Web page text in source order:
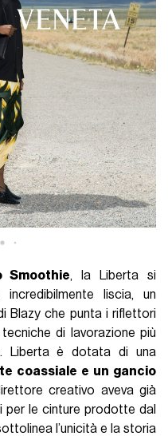
Smoothie, la Liberta si
liscia, un
Blazy che punta i riflettori
di lavorazione più
Liberta è dotata di una
coassiale e un gancio
creativo aveva già
le cinture prodotte dal
l’unicità e la storia